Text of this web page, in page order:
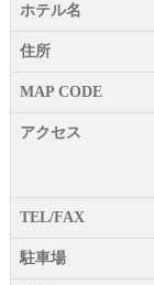
ホテル名
住所
MAP CODE
アクセス
TEL/FAX
駐車場